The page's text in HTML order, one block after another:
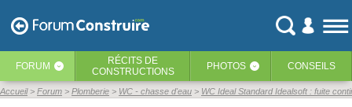
FORUM ‹ RÉCITS DE
CONSTRUCTIONS
PHOTOS ‹ CONSEILS
Accueil Forum Plomberie WC - chasse d'eau WC Ideal Standard Idealsoft : fuite